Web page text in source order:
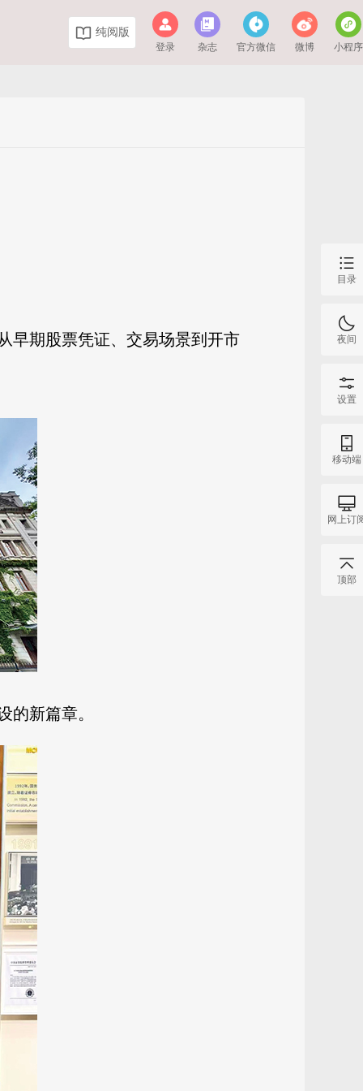
纯阅版
登录 杂志 官方微信 微博 小程序
早期股票凭证、交易场景到开市
的新篇章。
目录
夜间
设置
移动端
网上订
顶部